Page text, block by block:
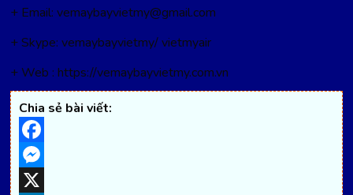
+ Email: vemaybayvietmy@gmail.com
+ Skype: vemaybayvietmy/ vietmyair
+ Web : https://vemaybayvietmy.com.vn
Chia sẻ bài viết:
Facebook
Messenger